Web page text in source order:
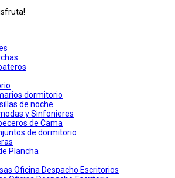
dormitorio
de noche
y Sinfonieres
de Cama
de dormitorio
Plancha
Oficina Despacho Escritorios